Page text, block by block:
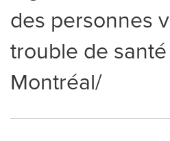
des personnes
trouble de
Montréal/